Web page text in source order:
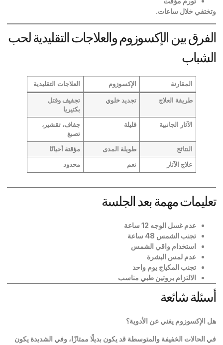
وتختفي خلال ساعات.
الفرق بين الإكسوزوم والعلاجات التقليدية لحب
الشباب
المقارنة الإكسوزوم العلاجات التقليدية
طريقة العلاج تجديد خلوي
تجفيف وقتل
بكتيريا
الآثار الجانبية قليلة
جفاف، تقشير،
تصبغ
النتائج طويلة المدى مؤقتة أحيانًا
علاج الآثار نعم محدود
تعليمات مهمة بعد الجلسة
عدم غسل الوجه 12 ساعة
تجنب الشمس 48 ساعة
استخدام واقي الشمس
عدم لمس البشرة
تجنب المكياج يوم واحد
الالتزام بروتين طبي مناسب
أسئلة شائعة
هل الإكسوزوم يغني عن الأدوية؟
في الحالات الخفيفة والمتوسطة قد يكون بديلًا ممتازًا، وفي الشديدة يكون